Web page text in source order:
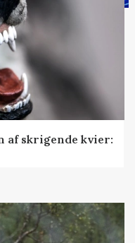
af skrigende kvier: